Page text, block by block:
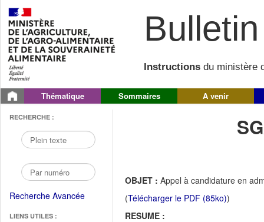
Instructions du ministère
Thématique Sommaires A venir
RECHERCHE :
Recherche Avancée
LIENS UTILES :
OBJET : Appel à candidature en
(Télécharger le PDF (85ko))
RESUME :